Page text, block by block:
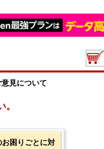
見について
お困りごとに対